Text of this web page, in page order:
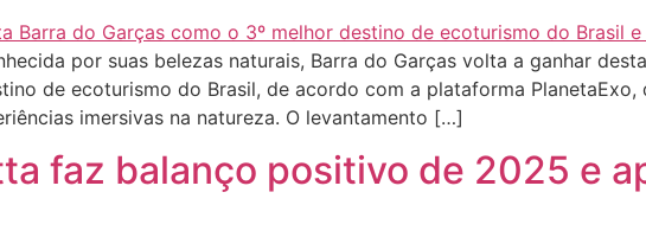
por suas belezas naturais, Barra do Garças volta a ganhar
de ecoturismo do Brasil, de acordo com a plataforma
imersivas na natureza. O levantamento […]
faz balanço positivo de 2025 e